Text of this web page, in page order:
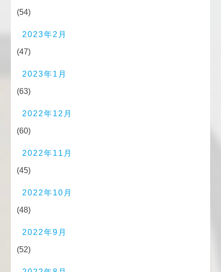
(54)
2023年2月
(47)
2023年1月
(63)
2022年12月
(60)
2022年11月
(45)
2022年10月
(48)
2022年9月
(52)